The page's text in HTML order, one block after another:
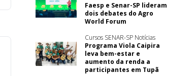
Faesp e Senar-SP lideram
dois debates do Agro
World Forum
Cursos SENAR-SP Notícias
Programa Viola Caipira
leva bem-estar e
aumento da renda a
participantes em Tupã